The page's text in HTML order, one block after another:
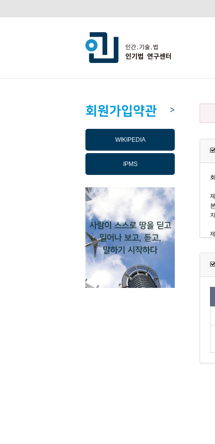
회원가입약관 >
WIKIPEDIA
IPMS
사람이 스스로 땅을 딛고
일어나 보고, 듣고,
말하기 시작하다